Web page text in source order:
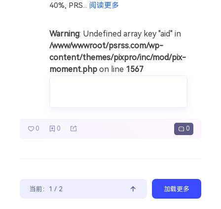
40%, PRS
阅读更多
Warning: Undefined array key "aid" in
/www/wwwroot/psrss.com/wp-
content/themes/pixpro/inc/mod/pix-
moment.php on line 1567
0 0 0
当前： 1 / 2 加载更多